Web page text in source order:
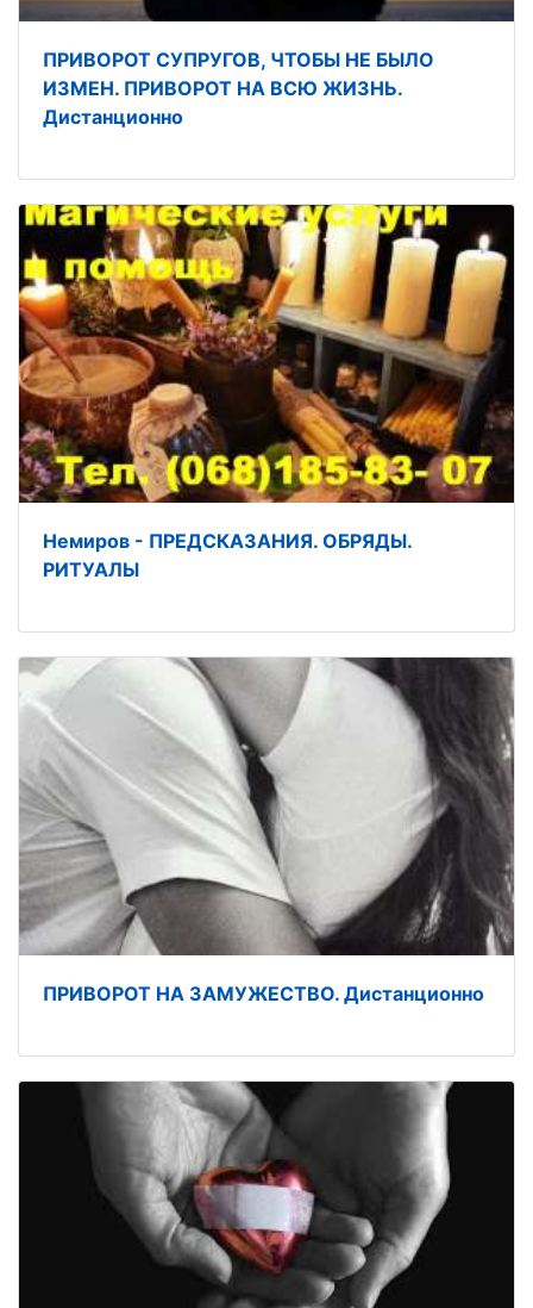
ПРИВОРОТ СУПРУГОВ, ЧТОБЫ НЕ БЫЛО
ИЗМЕН. ПРИВОРОТ НА ВСЮ ЖИЗНЬ.
Дистанционно
Немиров - ПРЕДСКАЗАНИЯ. ОБРЯДЫ.
РИТУАЛЫ
ПРИВОРОТ НА ЗАМУЖЕСТВО. Дистанционно